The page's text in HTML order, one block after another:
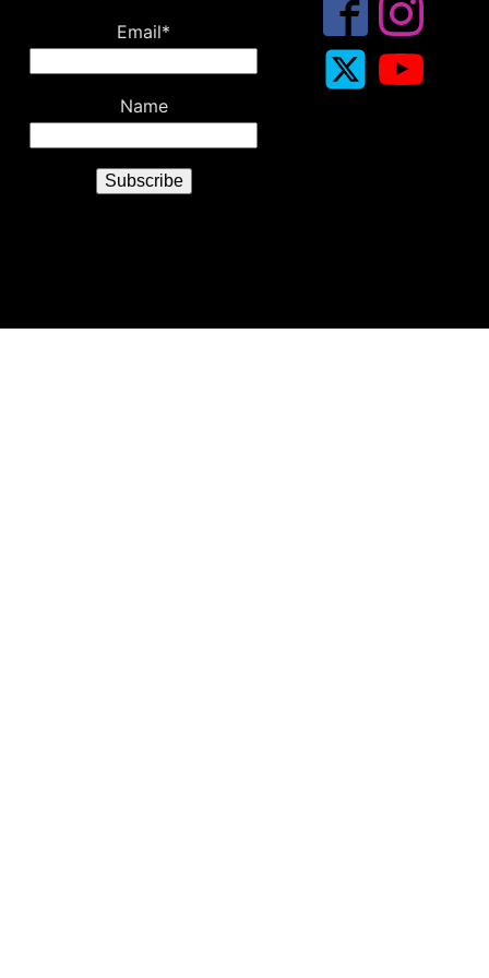
Email*
Name